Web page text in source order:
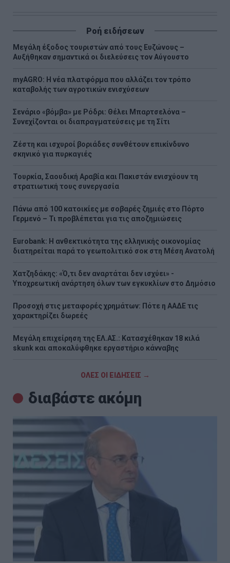
Ροή ειδήσεων
Μεγάλη έξοδος τουριστών από τους Ευζώνους –
Αυξήθηκαν σημαντικά οι διελεύσεις τον Αύγουστο
myAGRO: Η νέα πλατφόρμα που αλλάζει τον τρόπο
καταβολής των αγροτικών ενισχύσεων
Σενάριο «βόμβα» με Ρόδρι: Θέλει Μπαρτσελόνα –
Συνεχίζονται οι διαπραγματεύσεις με τη Σίτι
Ζέστη και ισχυροί βοριάδες συνθέτουν επικίνδυνο
σκηνικό για πυρκαγιές
Τουρκία, Σαουδική Αραβία και Πακιστάν ενισχύουν τη
στρατιωτική τους συνεργασία
Πάνω από 100 κατοικίες με σοβαρές ζημιές στο Πόρτο
Γερμενό – Τι προβλέπεται για τις αποζημιώσεις
Eurobank: Η ανθεκτικότητα της ελληνικής οικονομίας
διατηρείται παρά το γεωπολιτικό σοκ στη Μέση Ανατολή
Χατζηδάκης: «Ό,τι δεν αναρτάται δεν ισχύει» -
Υποχρεωτική ανάρτηση όλων των εγκυκλίων στο Δημόσιο
Προσοχή στις μεταφορές χρημάτων: Πότε η ΑΑΔΕ τις
χαρακτηρίζει δωρεές
Μεγάλη επιχείρηση της ΕΛ.ΑΣ.: Κατασχέθηκαν 18 κιλά
skunk και αποκαλύφθηκε εργαστήριο κάνναβης
ΟΛΕΣ ΟΙ ΕΙΔΗΣΕΙΣ →
διαβάστε ακόμη